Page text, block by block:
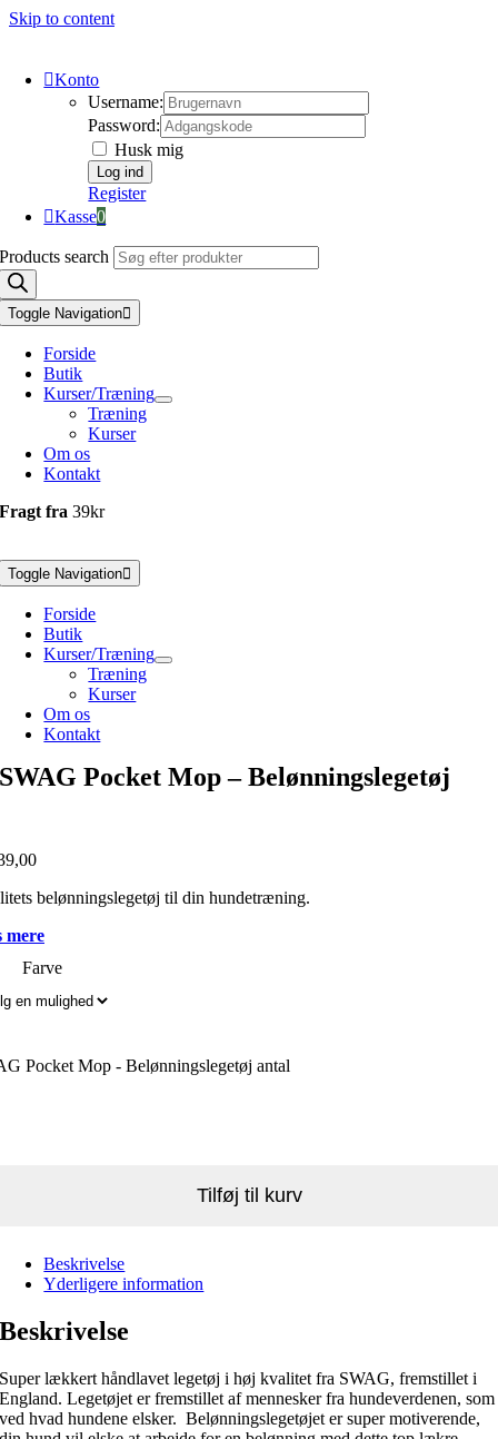
Skip to content
Konto
Username:
Password:
Husk mig
Register
Kasse0
Products search
Toggle Navigation
Forside
Butik
Kurser/Træning
Træning
Kurser
Om os
Kontakt
Fragt fra39kr
Toggle Navigation
Forside
Butik
Kurser/Træning
Træning
Kurser
Om os
Kontakt
SWAG Pocket Mop – Belønningslegetøj
belønningslegetøj til din hundetræning.
mere
Farve
Pocket Mop - Belønningslegetøj antal
Tilføj til kurv
Beskrivelse
Yderligere information
Beskrivelse
Super lækkert håndlavet legetøj i høj kvalitet fra SWAG, fremstillet i
England. Legetøjet er fremstillet af mennesker fra hundeverdenen, som
ved hvad hundene elsker. Belønningslegetøjet er super motiverende,